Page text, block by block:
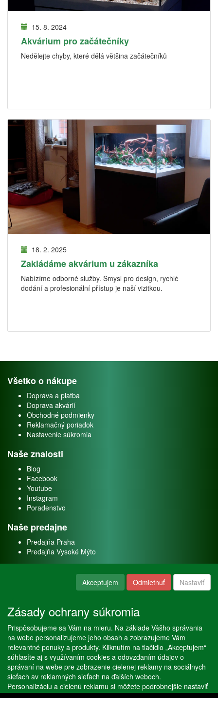
15. 8. 2024
Akvárium pro začátečníky
Nedělejte chyby, které dělá většina začátečníků
18. 2. 2025
Zakládáme akvárium u zákazníka
Nabízíme odborné služby. Smysl pro design, rychlé
dodání a profesionální přístup je naší vizitkou.
Všetko o nákupe
Doprava a platba
Doprava akvárií
Obchodné podmienky
Reklamačný poriadok
Nastavenie súkromia
Naše znalosti
Blog
Facebook
Youtube
Instagram
Poradenstvo
Naše predajne
Predajňa Praha
Predajňa Vysoké Mýto
Naše služby
Servis
Predaj akváriových rýb
Predaj akváriových rastlín
Copyright © Stöckl spol. s r. o. 2020, powered byABRA E-shop
Akceptujem Odmietnuť Nastaviť
Zásady ochrany súkromia
Prispôsobujeme sa Vám na mieru. Na základe Vášho správania
na webe personalizujeme jeho obsah a zobrazujeme Vám
relevantné ponuky a produkty. Kliknutím na tlačidlo „Akceptujem“
súhlasíte aj s využívaním cookies a odovzdaním údajov o
správaní na webe pre zobrazenie cielenej reklamy na sociálnych
sieťach av reklamných sieťach na ďalších weboch.
Personalizáciu a cielenú reklamu si môžete podrobnejšie nastaviť
alebo kedykoľvek vypnúť po kliknutí na tlačidlo „Nastaviť“.